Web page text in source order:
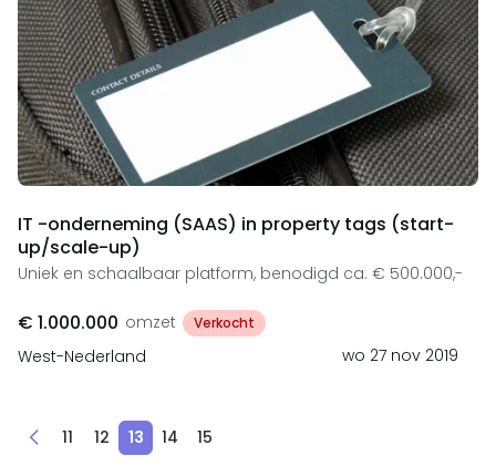
IT -onderneming (SAAS) in property tags (start-
up/scale-up)
Uniek en schaalbaar platform, benodigd ca. € 500.000,-
€ 1.000.000 omzet Verkocht
West-Nederland wo 27 nov 2019
11 12 13 14 15